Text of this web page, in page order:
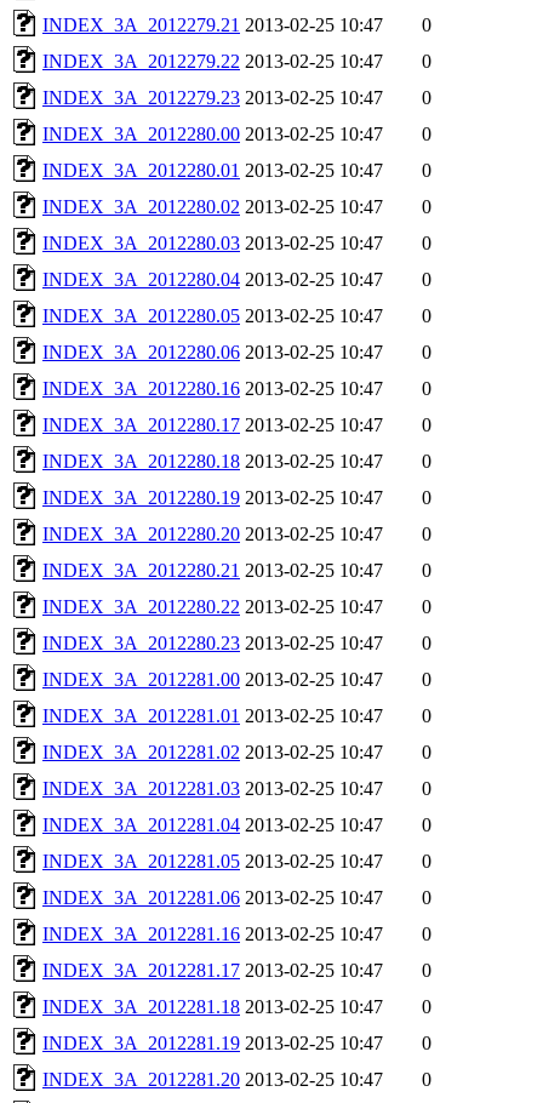
INDEX_3A_2012279.21 2013-02-25 10:47
0
INDEX_3A_2012279.22 2013-02-25 10:47
0
INDEX_3A_2012279.23 2013-02-25 10:47
0
INDEX_3A_2012280.00 2013-02-25 10:47
0
INDEX_3A_2012280.01 2013-02-25 10:47
0
INDEX_3A_2012280.02 2013-02-25 10:47
0
INDEX_3A_2012280.03 2013-02-25 10:47
0
INDEX_3A_2012280.04 2013-02-25 10:47
0
INDEX_3A_2012280.05 2013-02-25 10:47
0
INDEX_3A_2012280.06 2013-02-25 10:47
0
INDEX_3A_2012280.16 2013-02-25 10:47
0
INDEX_3A_2012280.17 2013-02-25 10:47
0
INDEX_3A_2012280.18 2013-02-25 10:47
0
INDEX_3A_2012280.19 2013-02-25 10:47
0
INDEX_3A_2012280.20 2013-02-25 10:47
0
INDEX_3A_2012280.21 2013-02-25 10:47
0
INDEX_3A_2012280.22 2013-02-25 10:47
0
INDEX_3A_2012280.23 2013-02-25 10:47
0
INDEX_3A_2012281.00 2013-02-25 10:47
0
INDEX_3A_2012281.01 2013-02-25 10:47
0
INDEX_3A_2012281.02 2013-02-25 10:47
0
INDEX_3A_2012281.03 2013-02-25 10:47
0
INDEX_3A_2012281.04 2013-02-25 10:47
0
INDEX_3A_2012281.05 2013-02-25 10:47
0
INDEX_3A_2012281.06 2013-02-25 10:47
0
INDEX_3A_2012281.16 2013-02-25 10:47
0
INDEX_3A_2012281.17 2013-02-25 10:47
0
INDEX_3A_2012281.18 2013-02-25 10:47
0
INDEX_3A_2012281.19 2013-02-25 10:47
0
INDEX_3A_2012281.20 2013-02-25 10:47
0